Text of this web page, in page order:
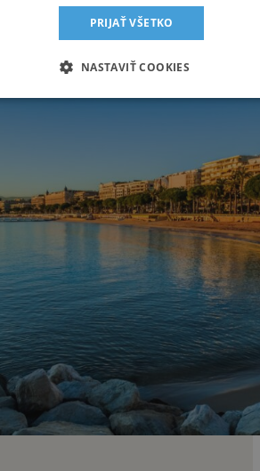
s rozličnými zdravotnými problémami.
predísť, no napriek tomu by ste
PRIJAŤ VŠETKO
NASTAVIŤ COOKIES